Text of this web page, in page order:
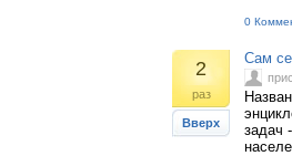
0
2
раз
Вверх
Сам
задач